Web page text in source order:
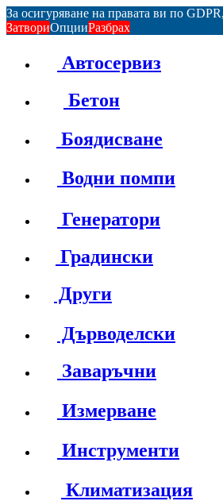
За осигуряване на правата ви по
ЗатвориОпцииРазбрах
Автосервиз
Бетон
Боядисване
Водни помпи
Генератори
Градински
Други
Дърводелски
Заваръчни
Измерване
Инструменти
Климатизация